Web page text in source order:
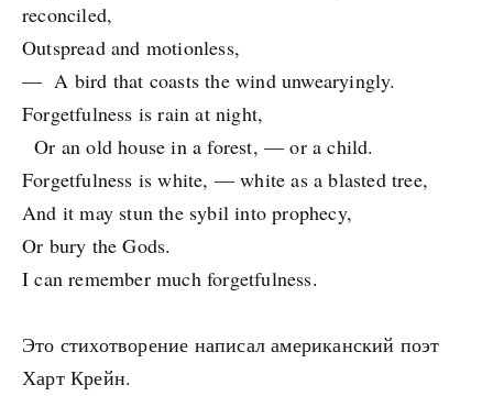
reconciled,
Outspread and motionless,
— A bird that coasts the wind unwearyingly.
Forgetfulness is rain at night,
Or an old house in a forest, — or a child.
Forgetfulness is white, — white as a blasted tree,
And it may stun the sybil into prophecy,
Or bury the Gods.
I can remember much forgetfulness.
Это стихотворение написал американский поэт
Харт Крейн.